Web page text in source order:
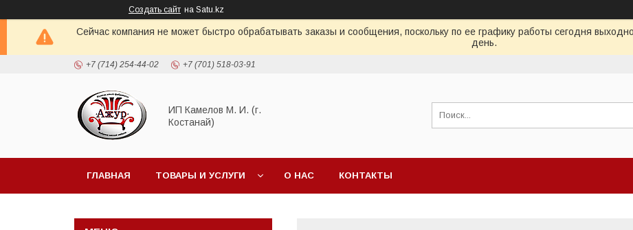
Создать сайт на Satu.kz
Сейчас компания не может быстро обрабатывать заказы и сообщения, поскольку по ее графику работы сегодня
день.
+7 (714) 254-44-02 +7 (701) 518-03-91
ИП Камелов М. И. (г.
Костанай)
ГЛАВНАЯ ТОВАРЫ И УСЛУГИ О НАС КОНТАКТЫ